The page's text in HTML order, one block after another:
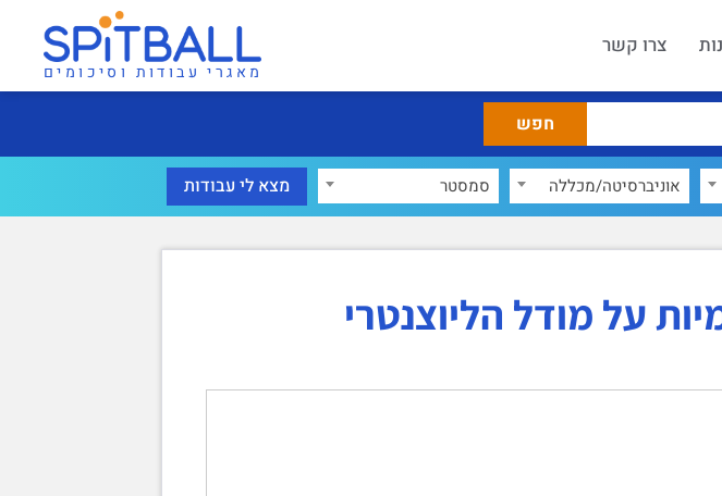
צרו קשר
מאגרי עבודות וסיכומים
אוניברסיטה/מכללה סמסטר
על מודל הליוצנטרי